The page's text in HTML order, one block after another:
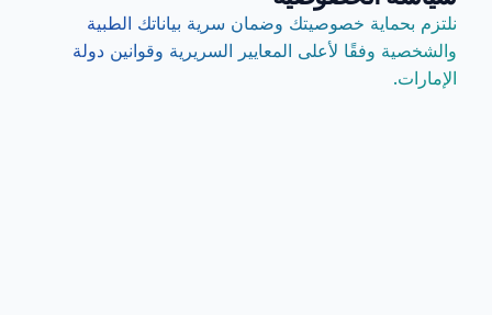
نلتزم بحماية خصوصيتك وضمان سرية بياناتك الطبية
والشخصية وفقًا لأعلى المعايير السريرية وقوانين دولة
الإمارات.